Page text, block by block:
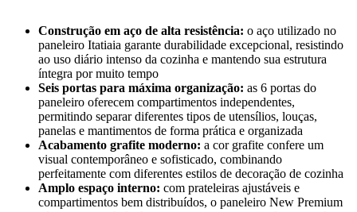
Construção em aço de alta resistência: o aço utilizado no
paneleiro Itatiaia garante durabilidade excepcional, resistindo
ao uso diário intenso da cozinha e mantendo sua estrutura
íntegra por muito tempo
Seis portas para máxima organização: as 6 portas do
paneleiro oferecem compartimentos independentes,
permitindo separar diferentes tipos de utensílios, louças,
panelas e mantimentos de forma prática e organizada
Acabamento grafite moderno: a cor grafite confere um
visual contemporâneo e sofisticado, combinando
perfeitamente com diferentes estilos de decoração de cozinha
Amplo espaço interno: com prateleiras ajustáveis e
compartimentos bem distribuídos, o paneleiro New Premium